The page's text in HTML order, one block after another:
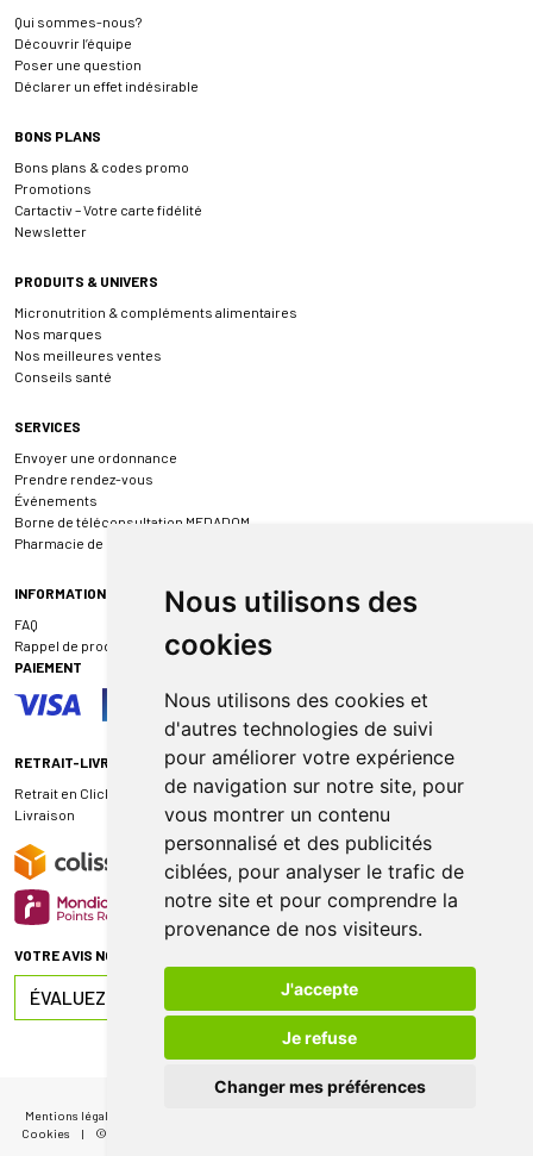
Nous utilisons des
cookies
Nous utilisons des cookies et
d'autres technologies de suivi
pour améliorer votre expérience
de navigation sur notre site, pour
vous montrer un contenu
personnalisé et des publicités
ciblées, pour analyser le trafic de
notre site et pour comprendre la
provenance de nos visiteurs.
J'accepte
Je refuse
Changer mes préférences
Qui sommes-nous?
Découvrir l’équipe
Poser une question
Déclarer un effet indésirable
BONS PLANS
Bons plans & codes promo
Promotions
Cartactiv – Votre carte fidélité
Newsletter
PRODUITS & UNIVERS
Micronutrition & compléments alimentaires
Nos marques
Nos meilleures ventes
Conseils santé
SERVICES
Envoyer une ordonnance
Prendre rendez-vous
Événements
Borne de téléconsultation MEDADOM
Pharmacie de garde
INFORMATIONS
FAQ
Rappel de produit
PAIEMENT
RETRAIT-LIVRAISON
Retrait en Click & Collect
Livraison
VOTRE AVIS NOUS INTÉRESSE
ÉVALUEZ-NOUS SUR
Mentions légales
Cookies
| © 2026 Pharmacie de Sauternes